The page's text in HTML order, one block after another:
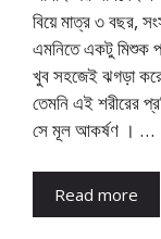
বিয়ে মাত্র ৩ বছর,
এমনিতে একটু মিশুক
খুব সহজেই ঝগড়া
তেমনি এই শরীরের
সে মূল আকর্ষণ । …
Read more